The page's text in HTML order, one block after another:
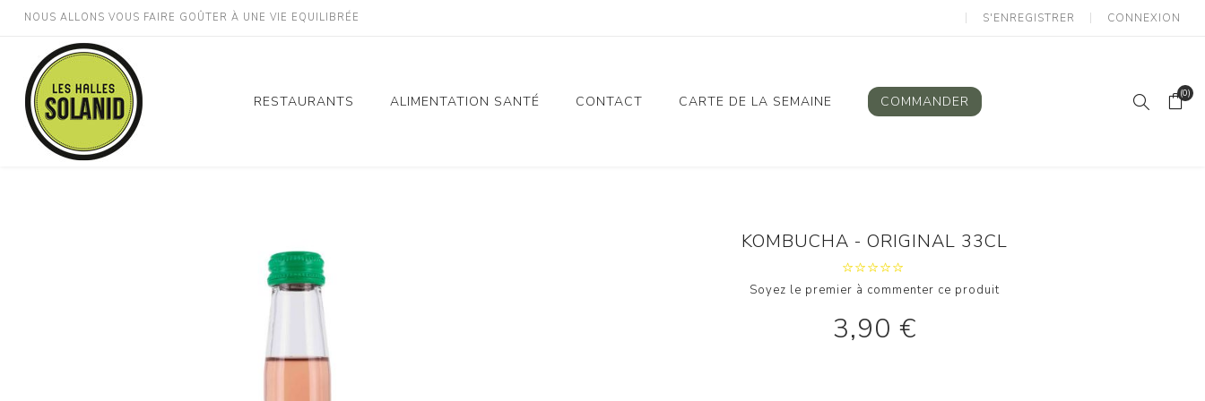
NOUS ALLONS VOUS FAIRE GOÛTER À UNE VIE EQUILIBRÉE S'ENREGISTRER CONNEXION
RESTAURANTS
Montpellier Millénaire
Perpignan Gare
Lodève
ALIMENTATION SANTÉ CONTACT CARTE DE LA SEMAINE COMMANDER (0)
KOMBUCHA - ORIGINAL 33CL
Soyez le premier à commenter ce produit
3,90 €